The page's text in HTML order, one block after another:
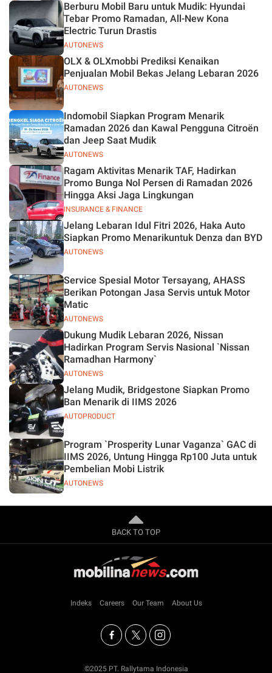
AUTONEWS
Berburu Mobil Baru untuk Mudik: Hyundai
Tebar Promo Ramadan, All-New Kona
Electric Turun Drastis
AUTONEWS
OLX & OLXmobbi Prediksi Kenaikan
Penjualan Mobil Bekas Jelang Lebaran 2026
AUTONEWS
Indomobil Siapkan Program Menarik
Ramadan 2026 dan Kawal Pengguna Citroën
dan Jeep Saat Mudik
INSURANCE & FINANCE
Ragam Aktivitas Menarik TAF, Hadirkan
Promo Bunga Nol Persen di Ramadan 2026
Hingga Aksi Jaga Lingkungan
AUTONEWS
Jelang Lebaran Idul Fitri 2026, Haka Auto
Siapkan Promo Menarikuntuk Denza dan BYD
AUTONEWS
Service Spesial Motor Tersayang, AHASS
Berikan Potongan Jasa Servis untuk Motor
Matic
AUTONEWS
Dukung Mudik Lebaran 2026, Nissan
Hadirkan Program Servis Nasional `Nissan
Ramadhan Harmony`
AUTOPRODUCT
Jelang Mudik, Bridgestone Siapkan Promo
Ban Menarik di IIMS 2026
AUTONEWS
Program `Prosperity Lunar Vaganza` GAC di
IIMS 2026, Untung Hingga Rp100 Juta untuk
Pembelian Mobi Listrik
BACK TO TOP
Indeks Careers Our Team About Us
©2025 PT. Rallytama Indonesia